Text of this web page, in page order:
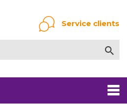
Service clients
